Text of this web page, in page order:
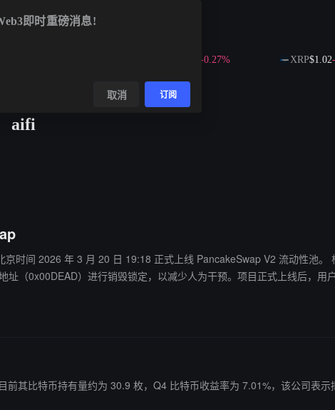
-0.27% XRP$1.02 -
aifi
20 日 19:18 正式上线 PancakeSwap V2 流动性池。 根据官方设定的机制，AiFi 采用
（0x00DEAD）进行销毁锁定，以减少人为干预。项目正式上线后，用
其比特币持有量约为 30.9 枚，Q4 比特币收益率为 7.01%，该公司表
即时重磅消息!
取消 订阅